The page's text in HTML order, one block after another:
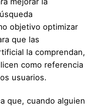
objetivo optimizar
que las
la comprendan,
como referencia
usuarios.
que, cuando alguien